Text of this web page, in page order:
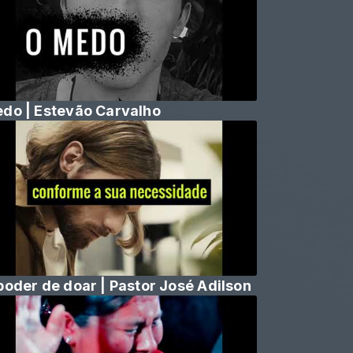
| Estevão Carvalho
de doar | Pastor José Adilson